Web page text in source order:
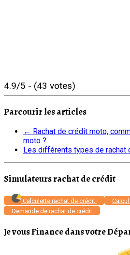
4.9/5 - (43 votes)
Parcourir les articles
← Rachat de crédit moto,
moto ?
Les différents types de rachat
Simulateurs rachat de crédit
Calculette rachat de crédit
Demande de rachat de crédit
Je vous Finance dans votre